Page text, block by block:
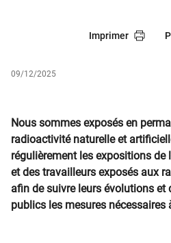
Imprimer
09/12/2025
Nous sommes exposés en
radioactivité naturelle et
régulièrement les expositions
et des travailleurs exposés aux
afin de suivre leurs évolutions et
publics les mesures nécessaires